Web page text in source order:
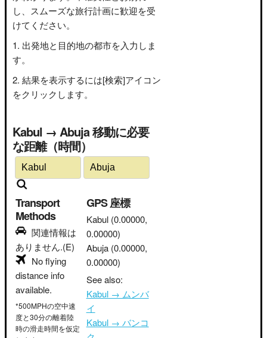
し、スムーズな旅行計画に歓迎を受
けてください。
出発地と目的地の都市を入力しま
す。
結果を表示するには[検索]アイコン
をクリックします。
Kabul → Abuja 移動に必要
な距離（時間）
Transport
Methods
関連情報は
ありません.(E)
No flying
distance info
available.
*500MPHの空中速
度と30分の離着陸
時の滑走時間を仮定
GPS 座標
Kabul (0.00000,
0.00000)
Abuja (0.00000,
0.00000)
See also:
Kabul → ムンバ
イ
Kabul → バンコ